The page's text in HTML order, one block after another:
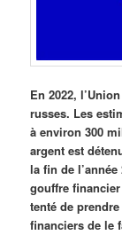
En 2022,
russes. Les
à environ 300
argent est
la fin de
gouffre financier
tenté de
financiers de le